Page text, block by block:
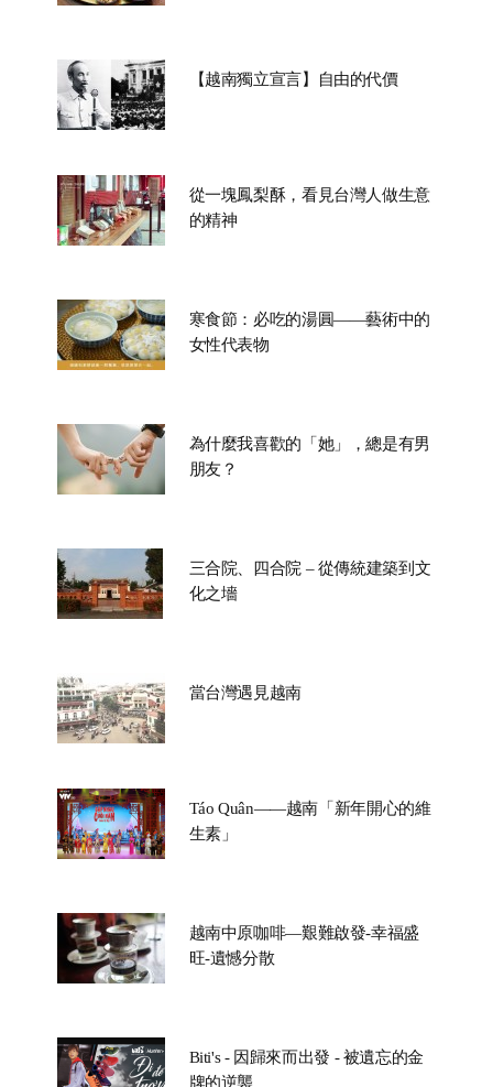
【越南獨立宣言】自由的代價
從一塊鳳梨酥，看見台灣人做生意
的精神
寒食節：必吃的湯圓——藝術中的
女性代表物
為什麼我喜歡的「她」，總是有男
朋友？
三合院、四合院 – 從傳統建築到文
化之墻
當台灣遇見越南
Táo Quân——越南「新年開心的維
生素」
越南中原咖啡—艱難啟發-幸福盛
旺-遺憾分散
Biti's - 因歸來而出發 - 被遺忘的金
牌的逆襲